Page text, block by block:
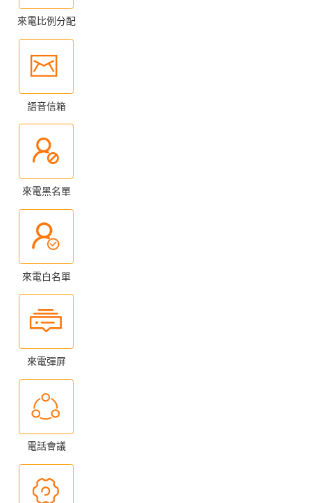
來電比例分配
語音信箱
來電黑名單
來電白名單
來電彈屏
電話會議